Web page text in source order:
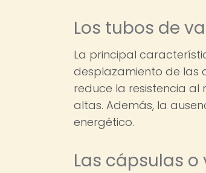
Los tubos de
La principal
desplazamiento de las
reduce la resistencia
altas. Además, la
energético.
Las cápsulas o